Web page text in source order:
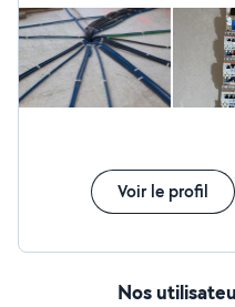
Martin Giovann
Voir le profil
Nos